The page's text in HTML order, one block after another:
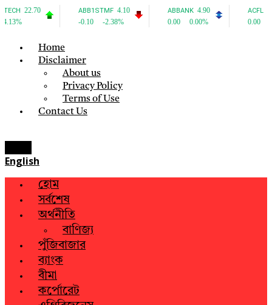
Home
Disclaimer
About us
Privacy Policy
Terms of Use
Contact Us
English
হোম
সর্বশেষ
অর্থনীতি
বাণিজ্য
পুঁজিবাজার
ব্যাংক
বীমা
কর্পোরেট